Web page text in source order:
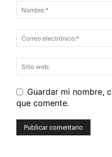
Guardar mi nombre,
que comente.